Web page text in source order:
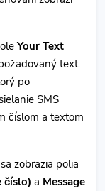
Your Text
text.
po
SMS
číslom a textom
sa zobrazia polia
číslo) a Message